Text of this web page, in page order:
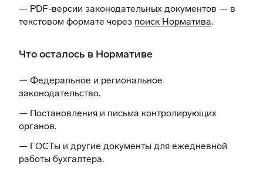
— PDF-версии законодательных документов — в
текстовом формате через поиск Норматива.
Что осталось в Нормативе
— Федеральное и региональное
законодательство.
— Постановления и письма контролирующих
органов.
— ГОСТы и другие документы для ежедневной
работы бухгалтера.